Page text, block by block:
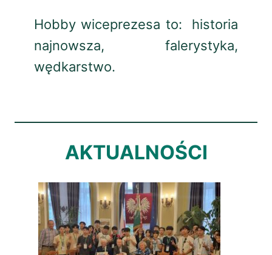
Hobby wiceprezesa to: historia
najnowsza, falerystyka,
wędkarstwo.
AKTUALNOŚCI